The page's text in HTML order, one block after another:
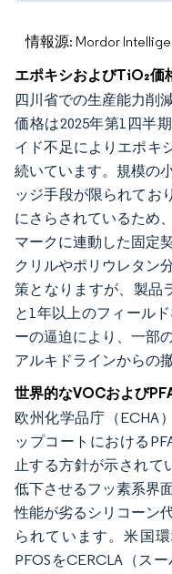
情報源: Mordor
エポキシおよびTiO₂価
四川省での生産能力削
価格は2025年第1四半
イド不足によりエポキ
続いています。規模の
ッジ手段が限られてお
にさらされているため
マークに連動した固定
クリルやポリウレタン
策となりますが、製品
と1年以上のフィール
ーの逼迫により、一部
アルキドラインからの
世界的なVOCおよび
欧州化学品庁（ECHA
ップコートにおける
止する方針が示されて
低下させるフッ素系界
性能が劣るシリコーン
られています。米国
PFOSをCERCLA（ス